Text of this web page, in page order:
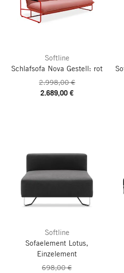
Softline
Schlafsofa Nova Gestell: rot
2.998,00 €
2.689,00 €
Softline
Sofaelement Lotus,
Einzelement
698,00 €